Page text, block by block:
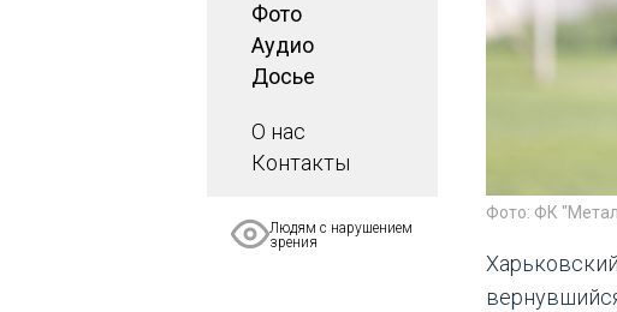
Фото
Аудио
Досье
О нас
Контакты
Людям с нарушением
зрения
Фото: ФК